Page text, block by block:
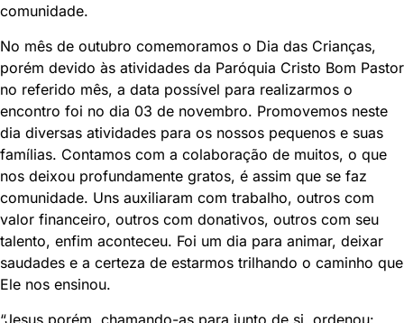
comunidade.
No mês de outubro comemoramos o Dia das Crianças,
porém devido às atividades da Paróquia Cristo Bom Pastor
no referido mês, a data possível para realizarmos o
encontro foi no dia 03 de novembro. Promovemos neste
dia diversas atividades para os nossos pequenos e suas
famílias. Contamos com a colaboração de muitos, o que
nos deixou profundamente gratos, é assim que se faz
comunidade. Uns auxiliaram com trabalho, outros com
valor financeiro, outros com donativos, outros com seu
talento, enfim aconteceu. Foi um dia para animar, deixar
saudades e a certeza de estarmos trilhando o caminho que
Ele nos ensinou.
“Jesus porém, chamando-as para junto de si, ordenou: